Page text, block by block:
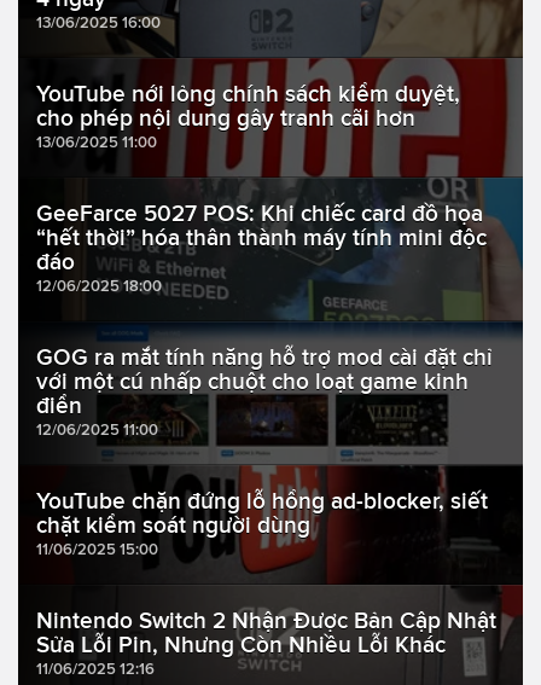
13/06/2025 16:00
YouTube nới lỏng chính sách kiểm duyệt,
cho phép nội dung gây tranh cãi hơn
13/06/2025 11:00
GeeFarce 5027 POS: Khi chiếc card đồ họa
“hết thời” hóa thân thành máy tính mini độc
đáo
12/06/2025 18:00
GOG ra mắt tính năng hỗ trợ mod cài đặt chỉ
với một cú nhấp chuột cho loạt game kinh
điển
12/06/2025 11:00
YouTube chặn đứng lỗ hổng ad-blocker, siết
chặt kiểm soát người dùng
11/06/2025 15:00
Nintendo Switch 2 Nhận Được Bản Cập Nhật
Sửa Lỗi Pin, Nhưng Còn Nhiều Lỗi Khác
11/06/2025 12:16